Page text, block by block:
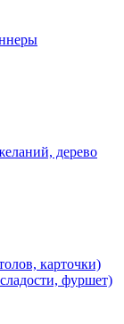
дерево
карточки)
фуршет)